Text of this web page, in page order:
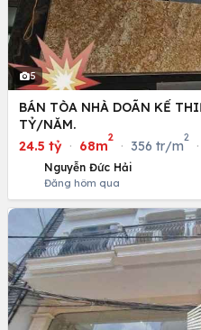
5
BÁN TÒA NHÀ DOÃN KẾ
TỶ/NĂM.
24.5 tỷ · 68m
2
· 356 tr/m
2
·
Nguyễn Đức Hải
Đăng hôm qua